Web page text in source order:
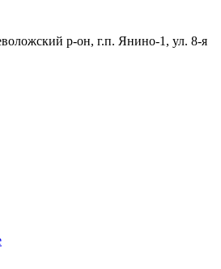
р-он, г.п. Янино-1, ул. 8-я